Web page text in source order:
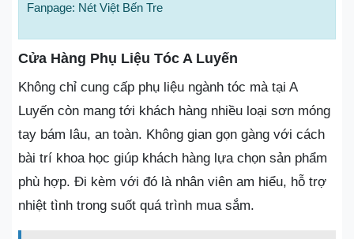
Fanpage: Nét Việt Bến Tre
Cửa Hàng Phụ Liệu Tóc A Luyến
Không chỉ cung cấp phụ liệu ngành tóc mà tại A
Luyến còn mang tới khách hàng nhiều loại sơn móng
tay bám lâu, an toàn. Không gian gọn gàng với cách
bài trí khoa học giúp khách hàng lựa chọn sản phẩm
phù hợp. Đi kèm với đó là nhân viên am hiểu, hỗ trợ
nhiệt tình trong suốt quá trình mua sắm.